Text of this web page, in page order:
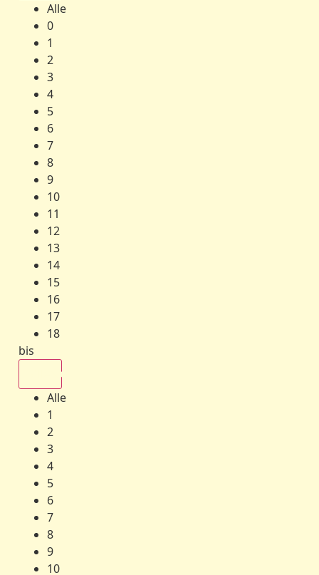
Alle
0
1
2
3
4
5
6
7
8
9
10
11
12
13
14
15
16
17
18
bis
Alle
1
2
3
4
5
6
7
8
9
10